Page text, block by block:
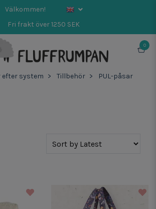
Välkommen!
Fri frakt över 1250 SEK
0
efter system Tillbehör
PUL-påsar